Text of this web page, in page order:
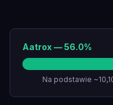
Aatrox —56.0%
Na podstawie